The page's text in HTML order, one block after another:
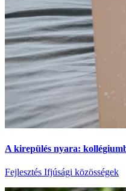
A kirepülés nyara:
Fejlesztés Ifjúsági közösségek